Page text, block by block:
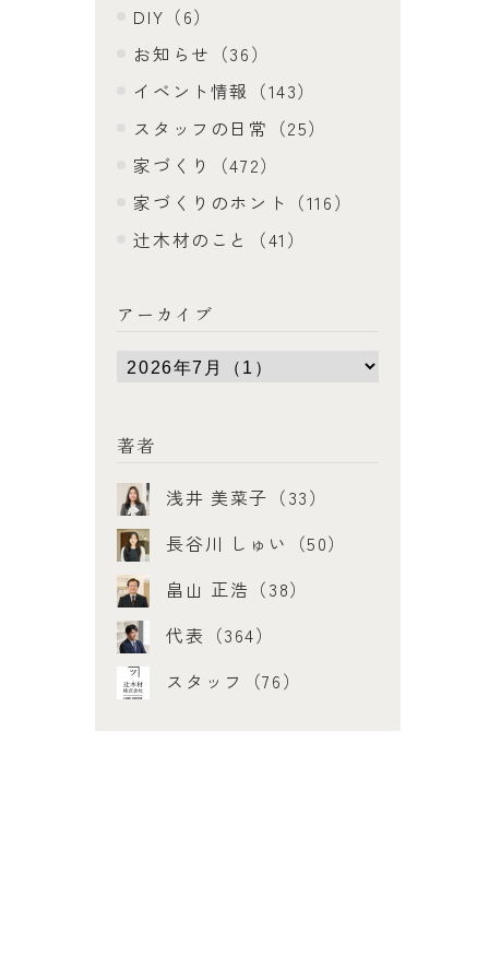
DIY（6）
お知らせ（36）
イベント情報（143）
スタッフの日常（25）
家づくり（472）
家づくりのホント（116）
辻木材のこと（41）
アーカイブ
著者
浅井 美菜子（33）
長谷川 しゅい（50）
畠山 正浩（38）
代表（364）
スタッフ（76）